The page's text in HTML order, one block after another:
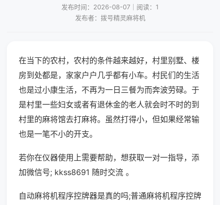
发布时间：2026-08-07｜阅读：1
发布者：拨号精灵麻将机
在当下的农村，农村的条件越来越好，村里别墅、楼
房到处都是，家家户户几乎都有小车。村民们的生活
也是过小康生活，不再为一日三餐为而奔波劳碌。于
是村里一些妇女或者有退休金的老人就会时不时的到
村里的麻将馆去打麻将。虽然打得小，但如果经常输
也是一笔不小的开支。
若你在仪器使用上需要帮助，想获取一对一指导，添
加微信号; kkss8691 随时交流 。
自动麻将机程序控牌器是真的吗;普通麻将机程序控牌